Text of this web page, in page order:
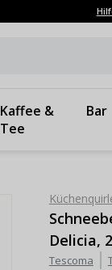
Kaffee &
Tee
Bar
Delicia,
Tescoma